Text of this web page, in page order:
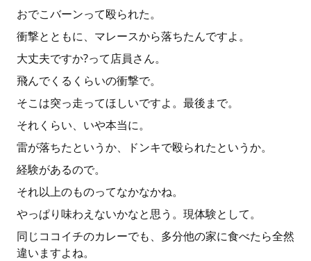
おでこバーンって殴られた。
衝撃とともに、マレースから落ちたんですよ。
大丈夫ですか?って店員さん。
飛んでくるくらいの衝撃で。
そこは突っ走ってほしいですよ。最後まで。
それくらい、いや本当に。
雷が落ちたというか、ドンキで殴られたというか。
経験があるので。
それ以上のものってなかなかね。
やっぱり味わえないかなと思う。現体験として。
同じココイチのカレーでも、多分他の家に食べたら全然
違いますよね。